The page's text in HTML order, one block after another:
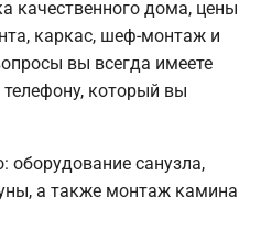
качественного дома, цены
каркас, шеф-монтаж и
вы всегда имеете
который вы
оборудование санузла,
а также монтаж камина